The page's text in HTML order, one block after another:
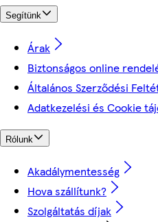
Segítünk
Árak
Biztonságos online
Általános Szerződési
Adatkezelési és Cookie
Rólunk
Akadálymentesség
Hova szállítunk?
Szolgáltatás díjak